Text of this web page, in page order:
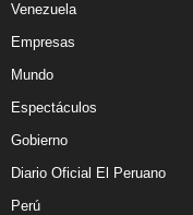
Venezuela
Empresas
Mundo
Espectáculos
Gobierno
Diario Oficial El Peruano
Perú